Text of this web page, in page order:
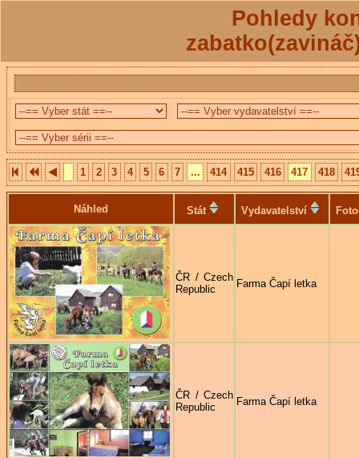
Pohledy
1 2 3 4 5 6 7 ... 414 415 416 417 418
Náhled Stát Vydavatelství
ČR / Czech
Republic
Farma Čapí letka
ČR / Czech
Republic
Farma Čapí letka